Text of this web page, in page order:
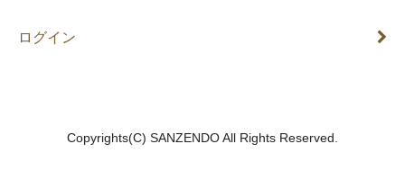
ログイン
Copyrights(C) SANZENDO All Rights Reserved.